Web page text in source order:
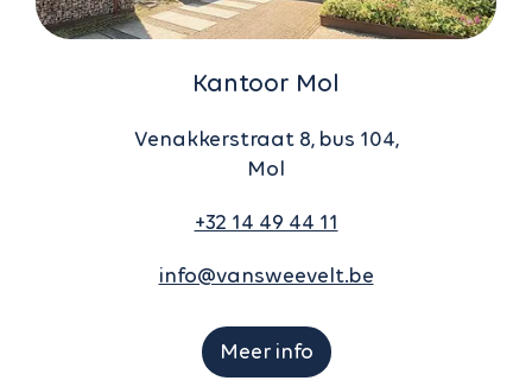
Kantoor Mol
Venakkerstraat 8, bus 104,
Mol
+32 14 49 44 11
info@vansweevelt.be
Meer info